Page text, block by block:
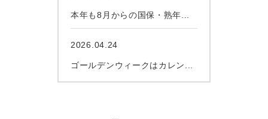
本年も8月からの国保・熟年...
2026.04.24
ゴールデンウィークはカレン...